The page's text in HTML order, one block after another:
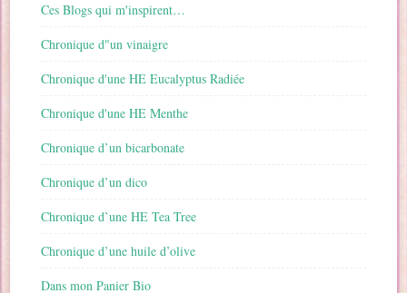
Ces Blogs qui m'inspirent…
Chronique d"un vinaigre
Chronique d'une HE Eucalyptus Radiée
Chronique d'une HE Menthe
Chronique d’un bicarbonate
Chronique d’un dico
Chronique d’une HE Tea Tree
Chronique d’une huile d’olive
Dans mon Panier Bio